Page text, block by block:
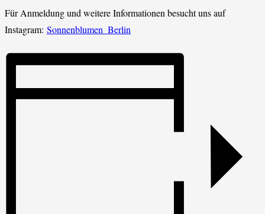
Für Anmeldung und weitere Informationen besucht uns auf
Instagram: Sonnenblumen_Berlin